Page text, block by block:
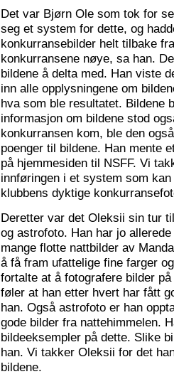
Det var Bjørn Ole som tok for
seg et system for dette, og
konkurransebilder helt tilbake
konkurransene nøye, sa han.
bildene å delta med. Han viste
inn alle opplysningene om
hva som ble resultatet. Bildene
informasjon om bildene stod
konkurransen kom, ble den
poenger til bildene. Han mente
på hjemmesiden til NSFF. Vi
innføringen i et system som
klubbens dyktige
Deretter var det Oleksii sin tur
og astrofoto. Han har jo
mange flotte nattbilder av
å få fram ufattelige fine farger
fortalte at å fotografere bilder
føler at han etter hvert har fått
han. Også astrofoto er han
gode bilder fra nattehimmelen.
bildeeksempler på dette. Slike
han. Vi takker Oleksii for det
bildene.